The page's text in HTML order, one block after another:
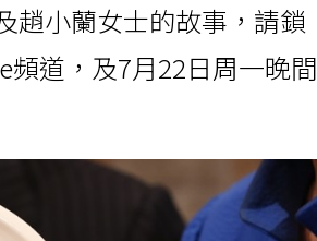
趙小蘭女士的故事，請鎖
頻道，及7月22日周一晚間